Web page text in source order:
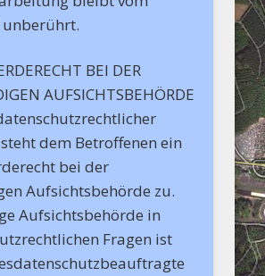
BEI DER
AUFSICHTSBEHÖRDE
dem Betroffenen ein
bei der
Aufsichtsbehörde zu.
Aufsichtsbehörde in
Fragen ist